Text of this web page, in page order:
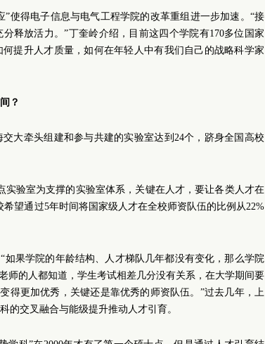
”使得电子信息与电气工程学院的改革重组进一步加速。“接
释放活力。”丁奎岭介绍，目前这四个学院有170多位国家
提升人才质量，如何在年轻人中有我们自己的战略科学家
？
大牵头组建和参与共建的实验室达到24个，跻身全国高校
实验室为支撑的实验室体系，关键在人才，要让各类人才在
望通过5年时间将国家级人才在全校师资队伍的比例从22%
如果学院的年龄结构、人才梯队几年都没有变化，那么学院
师的人都知道，学生考试相差几分没有关系，在大学期间要
得更加优秀，关键还是靠优秀的师资队伍。”过去几年，上
的交叉融合与能级提升推动人才引育。